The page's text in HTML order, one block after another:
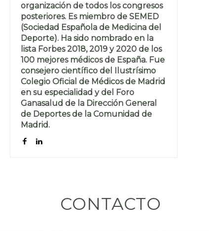
organización de todos los congresos
posteriores. Es miembro de SEMED
(Sociedad Española de Medicina del
Deporte). Ha sido nombrado en la
lista Forbes 2018, 2019 y 2020 de los
100 mejores médicos de España. Fue
consejero científico del Ilustrísimo
Colegio Oficial de Médicos de Madrid
en su especialidad y del Foro
Ganasalud de la Dirección General
de Deportes de la Comunidad de
Madrid.
CONTACTO